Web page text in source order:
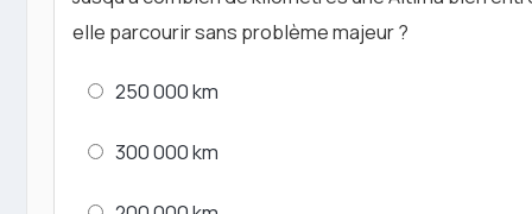
elle parcourir sans problème majeur ?
250 000 km
300 000 km